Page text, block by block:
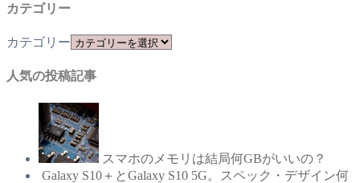
カテゴリー
カテゴリー
人気の投稿記事
スマホのメモリは結局何GBがいいの？
Galaxy S10＋とGalaxy S10 5G。スペック・デザイン何